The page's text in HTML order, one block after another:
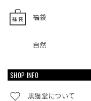
福袋
自然
SHOP INFO
黒猫堂について